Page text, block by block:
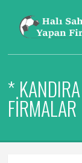
*
FIRMALAR